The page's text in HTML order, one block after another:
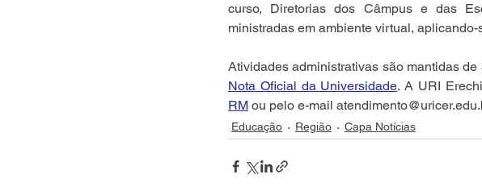
curso, Diretorias dos Câmpus e das
ministradas em ambiente virtual,
Nota Oficial da Universidade. A URI
RM ou pelo e-mail
Educação Região Capa Notícias